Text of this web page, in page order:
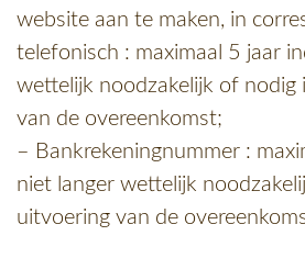
website aan te maken, in
telefonisch : maximaal 5 jaar
wettelijk noodzakelijk of nodig
van de overeenkomst;
– Bankrekeningnummer :
niet langer wettelijk
uitvoering van de